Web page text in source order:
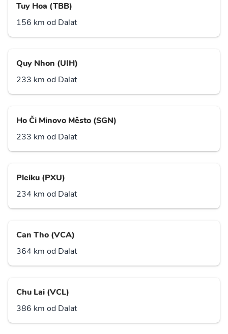
Tuy Hoa (TBB)
156 km od Dalat
Quy Nhon (UIH)
233 km od Dalat
Ho Či Minovo Město (SGN)
233 km od Dalat
Pleiku (PXU)
234 km od Dalat
Can Tho (VCA)
364 km od Dalat
Chu Lai (VCL)
386 km od Dalat